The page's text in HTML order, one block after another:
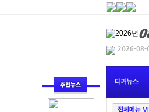
티커뉴스